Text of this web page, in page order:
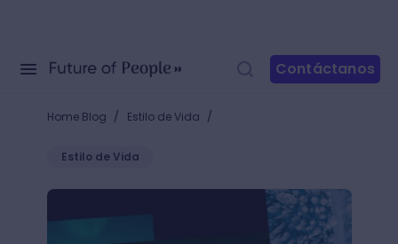
Contáctanos
Home Blog / Estilo de Vida /
Estilo de Vida
Descubre cómo saber si una imagen tiene